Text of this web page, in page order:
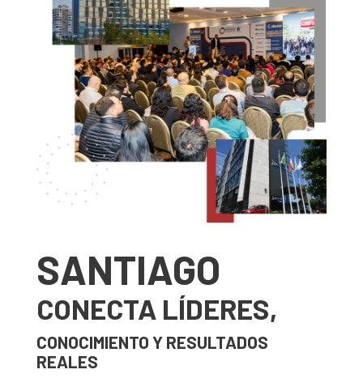
SANTIAGO
CONECTA LÍDERES,
CONOCIMIENTO Y RESULTADOS
REALES